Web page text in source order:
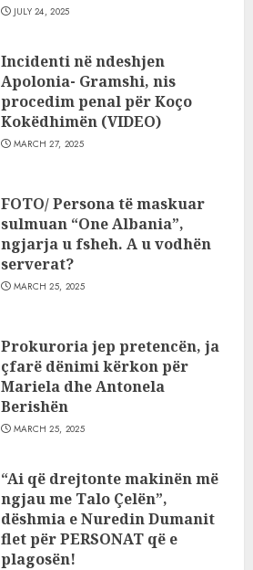
JULY 24, 2025
Incidenti në ndeshjen
Apolonia- Gramshi, nis
procedim penal për Koço
Kokëdhimën (VIDEO)
MARCH 27, 2025
FOTO/ Persona të maskuar
sulmuan “One Albania”,
ngjarja u fsheh. A u vodhën
serverat?
MARCH 25, 2025
Prokuroria jep pretencën, ja
çfarë dënimi kërkon për
Mariela dhe Antonela
Berishën
MARCH 25, 2025
“Ai që drejtonte makinën më
ngjau me Talo Çelën”,
dëshmia e Nuredin Dumanit
flet për PERSONAT që e
plagosën!